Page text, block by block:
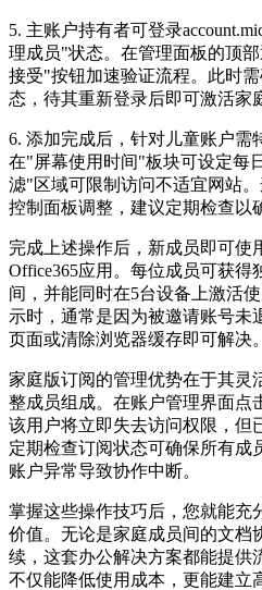
5. 主账户持有者可登录
理成员"状态。在管理面板的顶
接受"按钮加速验证流程。此时
态，待其重新登录后即可激活家
6. 添加完成后，针对儿童账户需
在"屏幕使用时间"板块可设定每
滤"区域可限制访问不适宜网站
控制面板调整，建议定期检查以
完成上述操作后，新成员即可使
Office365应用。每位成员可获得
间，并能同时在5台设备上激活
示时，通常是因为被邀请账号未
页面或清除浏览器缓存即可解决。
家庭版订阅的管理优势在于其灵
整成员组成。在账户管理界面点
该用户将立即失去访问权限，但
定期检查订阅状态可确保所有成
账户异常导致协作中断。
掌握这些操作技巧后，您就能充
价值。无论是家庭成员间的文档
续，这套办公解决方案都能提供
不仅能降低使用成本，更能建立